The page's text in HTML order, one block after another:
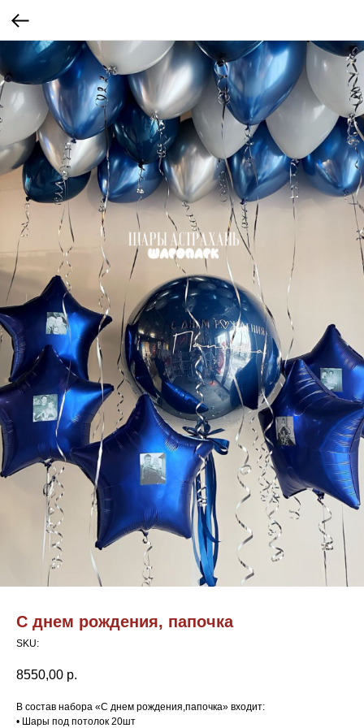
С днем рождения, папочка
SKU:
8550,00 р.
В состав набора «С днем рождения,папочка» входит:
• Шары под потолок 20шт